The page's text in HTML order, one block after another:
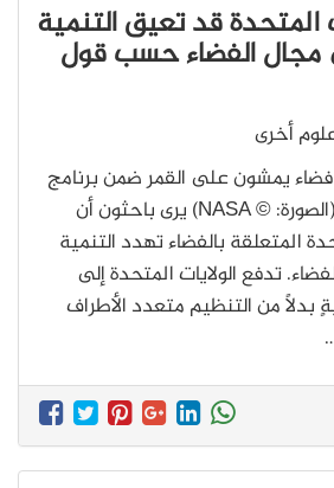
المتحدة قد تعيق التنمية
مجال الفضاء حسب قول
أخرى
يمشون على القمر ضمن برنامج
أرتيمس التابع لناسا. (الصورة: © NASA) يرى باحثون أن
المتعلقة بالفضاء تهدد التنمية
تدفع الولايات المتحدة إلى
من التنظيم متعدد الأطراف